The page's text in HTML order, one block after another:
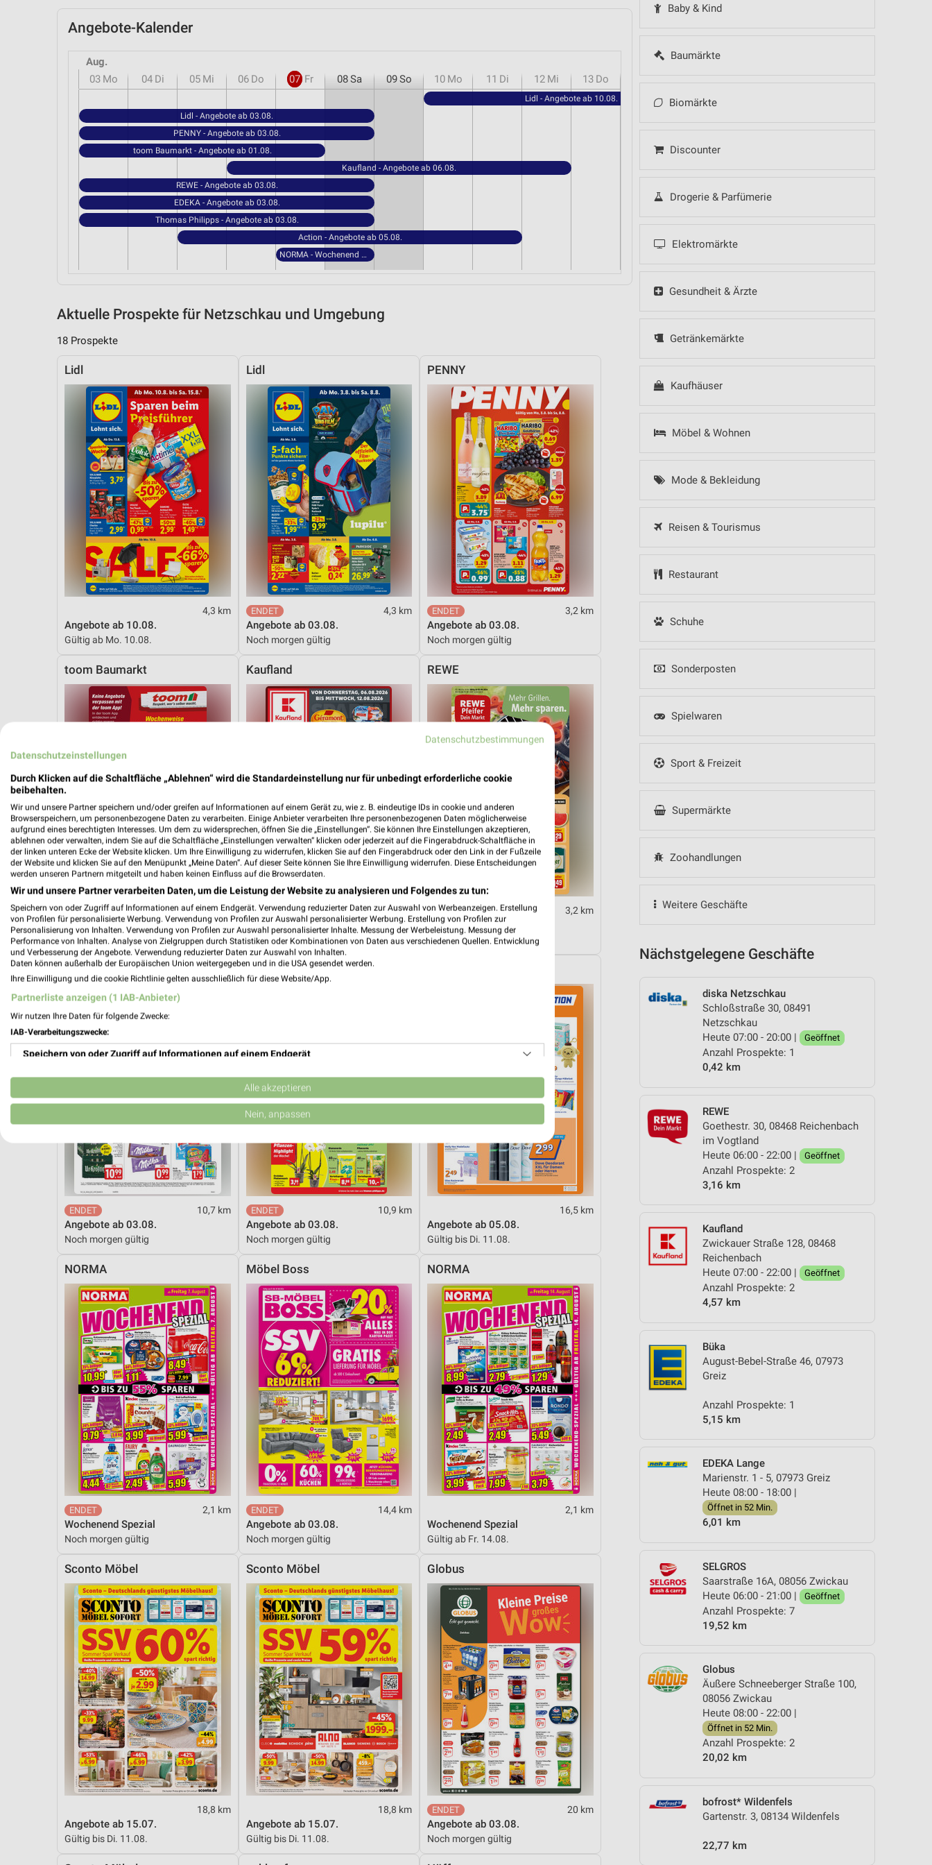
Baby & Kind
Baumärkte
Biomärkte
Discounter
Drogerie & Parfümerie
Elektromärkte
Gesundheit & Ärzte
Getränkemärkte
Kaufhäuser
Möbel & Wohnen
Mode & Bekleidung
Reisen & Tourismus
Restaurant
Schuhe
Sonderposten
Spielwaren
Sport & Freizeit
Supermärkte
Zoohandlungen
Weitere Geschäfte
Nächstgelegene Geschäfte
diska Netzschkau
Schloßstraße 30, 08491
Netzschkau
Heute 07:00 - 20:00 |
Geöffnet
Anzahl Prospekte: 1
0,42 km
REWE
Goethestr. 30, 08468 Reichenbach
im Vogtland
Heute 06:00 - 22:00 |
Geöffnet
Anzahl Prospekte: 2
3,16 km
Kaufland
Zwickauer Straße 128, 08468
Reichenbach
Heute 07:00 - 22:00 |
Geöffnet
Anzahl Prospekte: 2
4,57 km
Büka
August-Bebel-Straße 46, 07973
Greiz
Anzahl Prospekte: 1
5,15 km
EDEKA Lange
Marienstr. 1 - 5, 07973 Greiz
Heute 08:00 - 18:00 |
Öffnet in 52 Min.
6,01 km
SELGROS
Saarstraße 16A, 08056 Zwickau
Heute 06:00 - 21:00 |
Geöffnet
Anzahl Prospekte: 7
19,52 km
Globus
Äußere Schneeberger Straße 100,
08056 Zwickau
Heute 08:00 - 22:00 |
Öffnet in 52 Min.
Anzahl Prospekte: 2
20,02 km
bofrost* Wildenfels
Gartenstr. 3, 08134 Wildenfels
22,77 km
Angebote-Kalender
Aug.
03 Mo 04 Di 05 Mi 06 Do 07 Fr 08Sa 09So 10 Mo 11 Di 12 Mi 13 Do
Lidl - Angebote ab 10.08.
Lidl - Angebote ab 03.08.
PENNY - Angebote ab 03.08.
toom Baumarkt - Angebote ab 01.08.
Kaufland - Angebote ab 06.08.
REWE - Angebote ab 03.08.
EDEKA - Angebote ab 03.08.
Thomas Philipps - Angebote ab 03.08.
Action - Angebote ab 05.08.
NORMA - Wochenend Spezial
Aktuelle Prospekte für Netzschkau und Umgebung
18 Prospekte
Lidl
4,3 km
Angebote ab 10.08.
Gültig ab Mo. 10.08.
Lidl
4,3 km
Angebote ab 03.08.
Noch morgen gültig
PENNY
3,2 km
Angebote ab 03.08.
Noch morgen gültig
toom Baumarkt
13,9 km
Angebote ab 01.08.
Noch heute gültig
Kaufland
4,6 km
Angebote ab 06.08.
Gültig bis Mi. 12.08.
REWE
3,2 km
Angebote ab 03.08.
Noch morgen gültig
EDEKA
10,7 km
Angebote ab 03.08.
Noch morgen gültig
Thomas Philipps
10,9 km
Angebote ab 03.08.
Noch morgen gültig
16,5 km
Angebote ab 05.08.
Gültig bis Di. 11.08.
NORMA
2,1 km
Wochenend Spezial
Noch morgen gültig
Möbel Boss
14,4 km
Angebote ab 03.08.
Noch morgen gültig
NORMA
2,1 km
Wochenend Spezial
Gültig ab Fr. 14.08.
Sconto Möbel
18,8 km
Angebote ab 15.07.
Gültig bis Di. 11.08.
Sconto Möbel
18,8 km
Angebote ab 15.07.
Gültig bis Di. 11.08.
Globus
20 km
Angebote ab 03.08.
Noch morgen gültig
Datenschutzbestimmungen
Datenschutzeinstellungen
Durch Klicken auf die Schaltfläche „Ablehnen“ wird die Standardeinstellung nur für unbedingt erforderliche cookie
beibehalten.
Wir und unsere Partner speichern und/oder greifen auf Informationen auf einem Gerät zu, wie z. B. eindeutige IDs in cookie und anderen
Browserspeichern, um personenbezogene Daten zu verarbeiten. Einige Anbieter verarbeiten Ihre personenbezogenen Daten möglicherweise
aufgrund eines berechtigten Interesses. Um dem zu widersprechen, öffnen Sie die „Einstellungen“. Sie können Ihre Einstellungen akzeptieren,
ablehnen oder verwalten, indem Sie auf die Schaltfläche „Einstellungen verwalten“ klicken oder jederzeit auf die Fingerabdruck-Schaltfläche in
der linken unteren Ecke der Website klicken. Um Ihre Einwilligung zu widerrufen, klicken Sie auf den Fingerabdruck oder den Link in der Fußzeile
der Website und klicken Sie auf den Menüpunkt „Meine Daten“. Auf dieser Seite können Sie Ihre Einwilligung widerrufen. Diese Entscheidungen
werden unseren Partnern mitgeteilt und haben keinen Einfluss auf die Browserdaten.
Wir und unsere Partner verarbeiten Daten, um die Leistung der Website zu analysieren und Folgendes zu tun:
Speichern von oder Zugriff auf Informationen auf einem Endgerät. Verwendung reduzierter Daten zur Auswahl von Werbeanzeigen. Erstellung
von Profilen für personalisierte Werbung. Verwendung von Profilen zur Auswahl personalisierter Werbung. Erstellung von Profilen zur
Personalisierung von Inhalten. Verwendung von Profilen zur Auswahl personalisierter Inhalte. Messung der Werbeleistung. Messung der
Performance von Inhalten. Analyse von Zielgruppen durch Statistiken oder Kombinationen von Daten aus verschiedenen Quellen. Entwicklung
und Verbesserung der Angebote. Verwendung reduzierter Daten zur Auswahl von Inhalten.
Daten können außerhalb der Europäischen Union weitergegeben und in die USA gesendet werden.
Ihre Einwilligung und die cookie Richtlinie gelten ausschließlich für diese Website/App.
Partnerliste anzeigen (1 IAB-Anbieter)
Wir nutzen Ihre Daten für folgende Zwecke:
IAB-Verarbeitungszwecke:
Speichern von oder Zugriff auf Informationen auf einem Endgerät
Verwendung reduzierter Daten zur Auswahl von Werbeanzeigen
Erstellung von Profilen für personalisierte Werbung
Erstellung von Profilen zur Personalisierung von Inhalten
Verwendung von Profilen zur Auswahl personalisierter Inhalte
Messung der Werbeleistung
Analyse von Zielgruppen durch Statistiken oder Kombinationen von Daten aus verschiedenen
Entwicklung und Verbesserung der Angebote
Verwendung reduzierter Daten zur Auswahl von Inhalten
IAB-Besonderheiten:
Verwendung genauer Standortdaten
Geräte anhand von aktiv angeforderten Informationen identifizieren
Nicht-IAB-Verarbeitungszwecke:
Performance
Funktional
Alle akzeptieren
Nein, anpassen